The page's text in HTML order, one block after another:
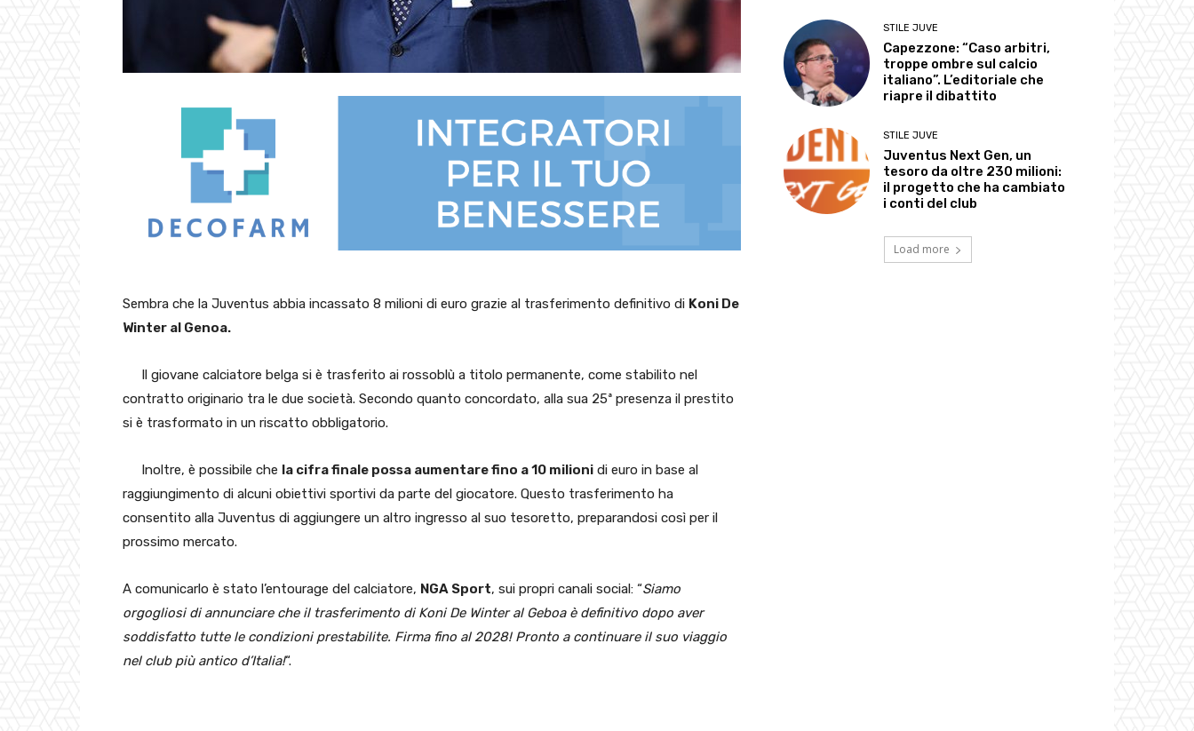
Sembra che la Juventus abbia incassato 8 milioni di euro grazie al trasferimento definitivo di Koni De
Winter al Genoa.
Il giovane calciatore belga si è trasferito ai rossoblù a titolo permanente, come stabilito nel
contratto originario tra le due società. Secondo quanto concordato, alla sua 25ª presenza il prestito
si è trasformato in un riscatto obbligatorio.
Inoltre, è possibile che la cifra finale possa aumentare fino a 10 milioni di euro in base al
raggiungimento di alcuni obiettivi sportivi da parte del giocatore. Questo trasferimento ha
consentito alla Juventus di aggiungere un altro ingresso al suo tesoretto, preparandosi così per il
prossimo mercato.
A comunicarlo è stato l’entourage del calciatore, NGA Sport, sui propri canali social: “Siamo
orgogliosi di annunciare che il trasferimento di Koni De Winter al Geboa è definitivo dopo aver
soddisfatto tutte le condizioni prestabilite. Firma fino al 2028! Pronto a continuare il suo viaggio
nel club più antico d’Italia!“.
STILE JUVE
Capezzone: “Caso arbitri,
troppe ombre sul calcio
italiano”. L’editoriale che
riapre il dibattito
STILE JUVE
Juventus Next Gen, un
tesoro da oltre 230 milioni:
il progetto che ha cambiato
i conti del club
Load more